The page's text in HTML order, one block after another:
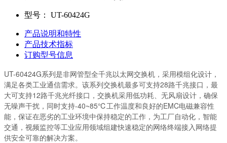
型号： UT-60424G
产品说明和特性
产品技术指标
订购型号信息
UT-60424G系列是非网管型全千兆以太网交换机，采用模组化设计，
满足各类工业通信需求。该系列交换机最多可支持28路千兆接口，最
大可支持12路千兆光纤接口，交换机采用低功耗、无风扇设计，确保
无噪声干扰，同时支持-40~85℃工作温度和良好的EMC电磁兼容性
能，保证在恶劣的工业环境中保持稳定的工作，为工厂自动化，智能
交通，视频监控等工业应用领域组建快速稳定的网络终端接入网络提
供安全可靠的解决方案。